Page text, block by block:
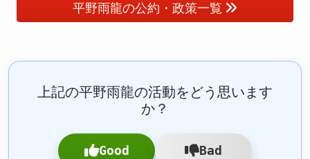
平野雨龍の公約・政策一覧
上記の平野雨龍の活動をどう思います
か？
Good Bad